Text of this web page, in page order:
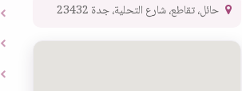
حائل، تقاطع، شارع التحلية، جدة 23432